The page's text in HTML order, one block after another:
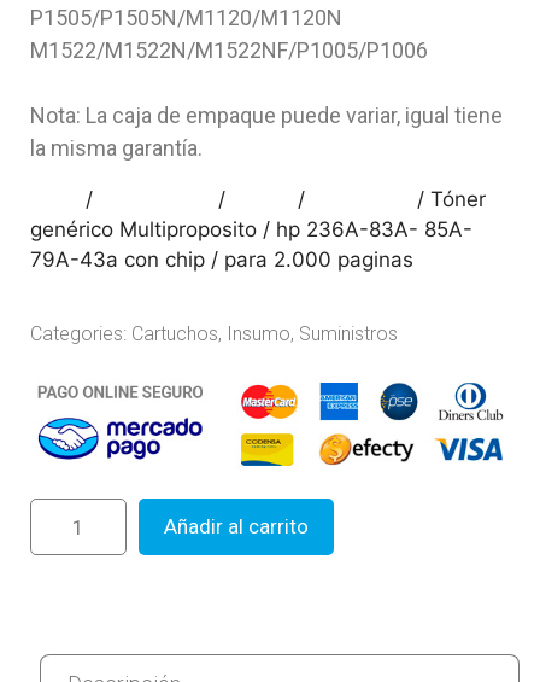
P1505/P1505N/M1120/M1120N
M1522/M1522N/M1522NF/P1005/P1006
Nota: La caja de empaque puede variar, igual tiene
la misma garantía.
/ / /
/ Tóner
genérico Multiproposito / hp 236A-83A- 85A-
79A-43a con chip / para 2.000 paginas
Categories: Cartuchos, Insumo, Suministros
Añadir al carrito